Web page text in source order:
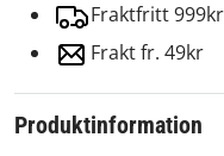
Fraktfritt 999kr
Frakt fr. 49kr
Produktinformation